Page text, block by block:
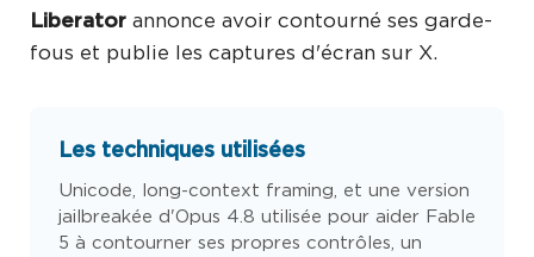
Liberator annonce avoir contourné ses garde-
fous et publie les captures d'écran sur X.
Les techniques utilisées
Unicode, long-context framing, et une version
jailbreakée d'Opus 4.8 utilisée pour aider Fable
5 à contourner ses propres contrôles, un